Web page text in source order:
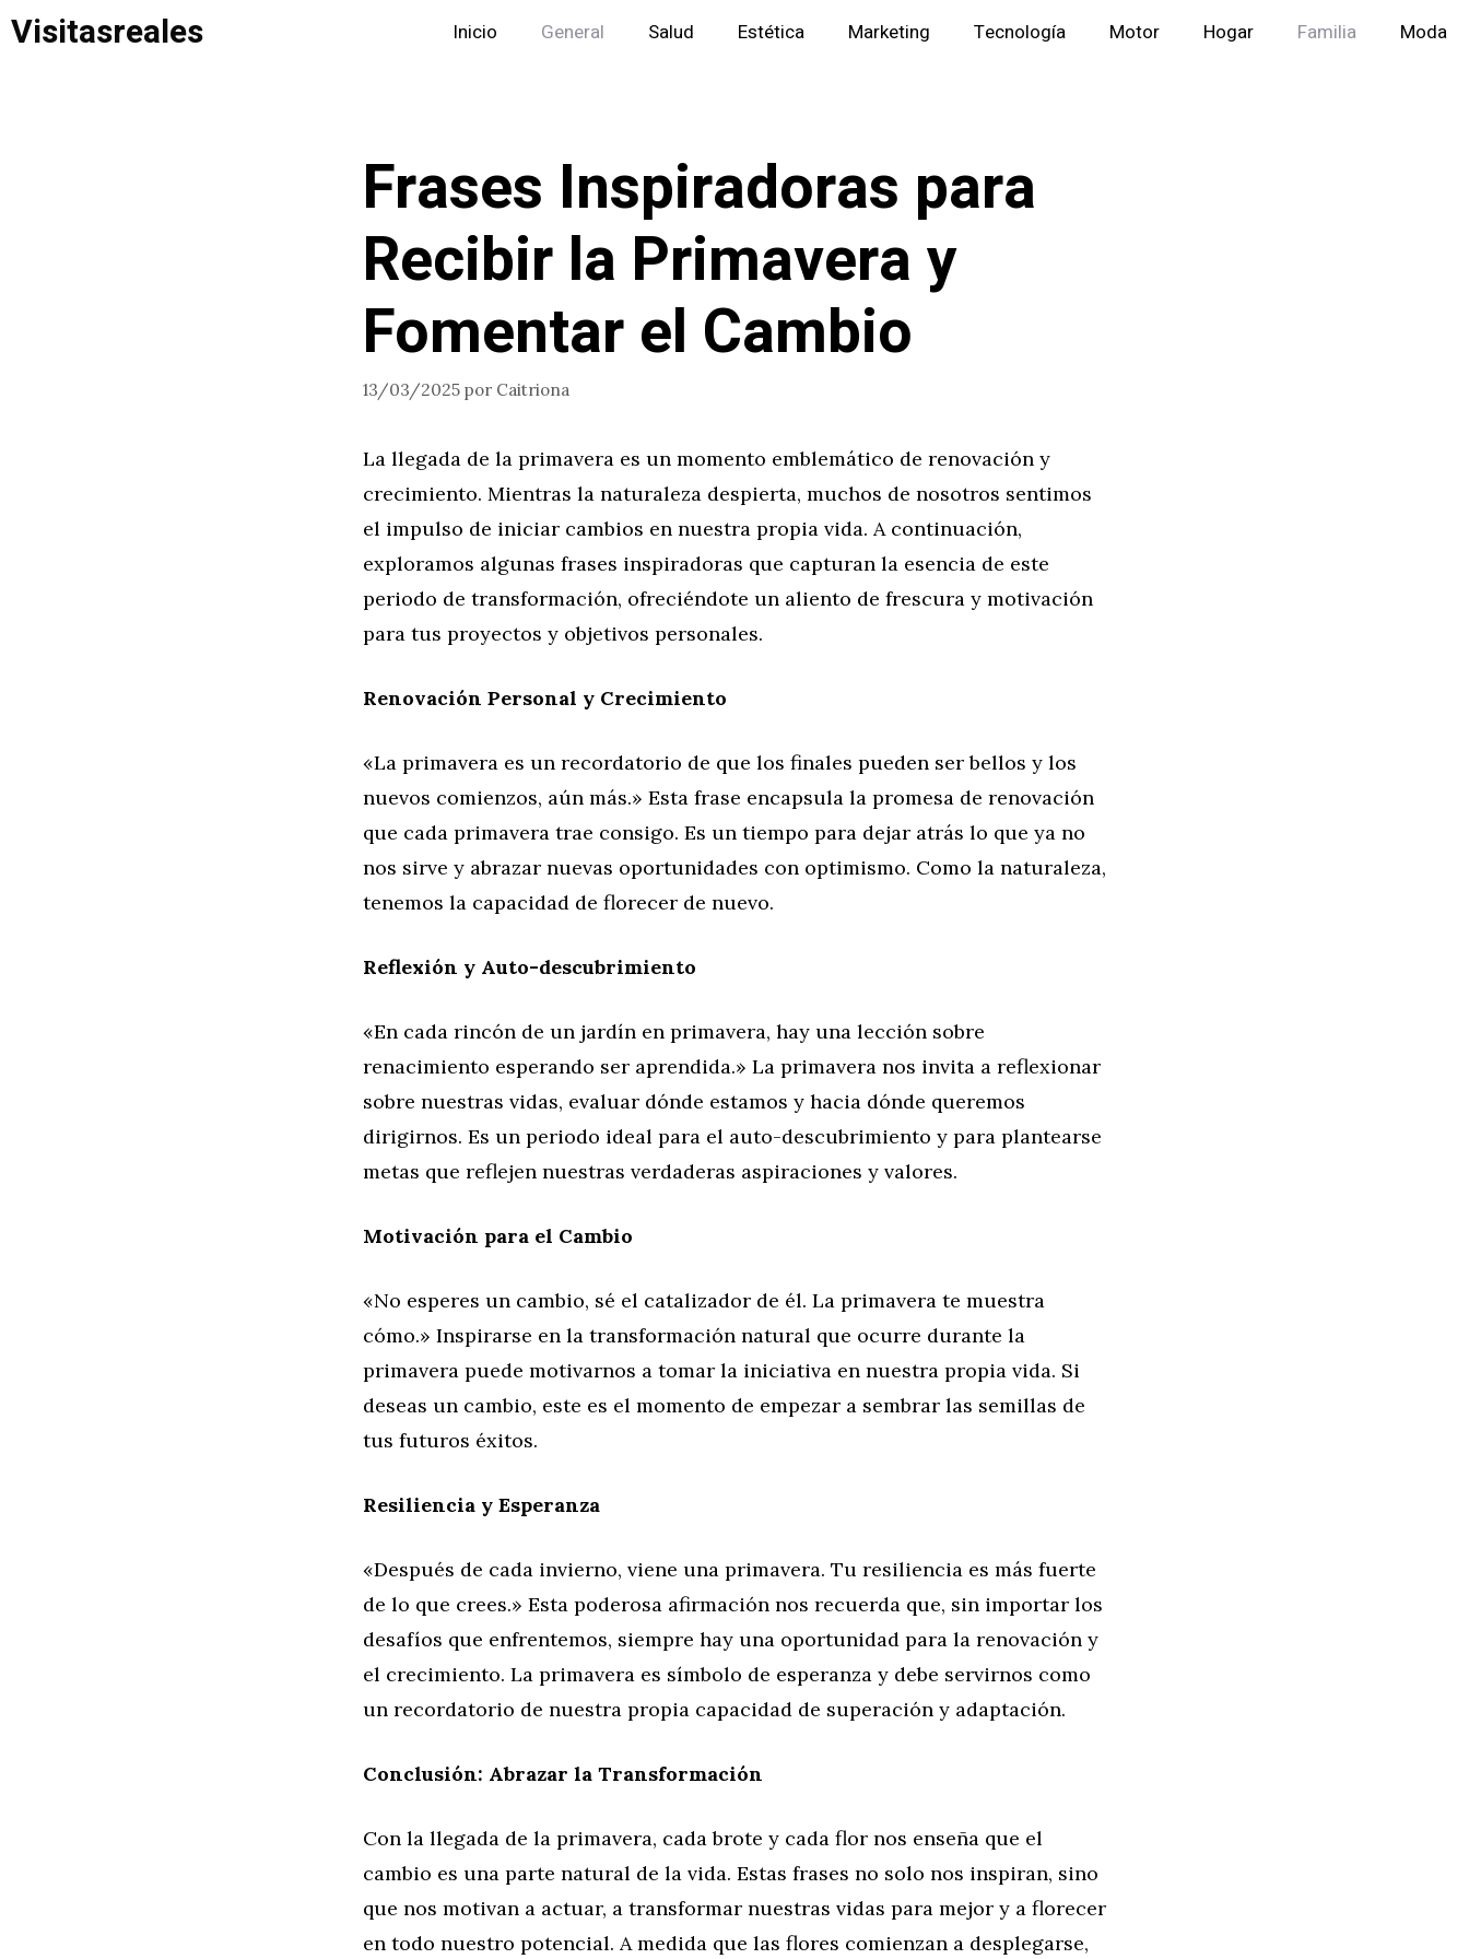
Saltar
Visitasreales Inicio General Salud Estética Marketing Tecnología Motor Hogar Familia Moda
Frases Inspiradoras para
Recibir la Primavera y
Fomentar el Cambio
13/03/2025 por Caitriona
La llegada de la primavera es un momento emblemático de renovación y
crecimiento. Mientras la naturaleza despierta, muchos de nosotros sentimos
el impulso de iniciar cambios en nuestra propia vida. A continuación,
exploramos algunas frases inspiradoras que capturan la esencia de este
periodo de transformación, ofreciéndote un aliento de frescura y motivación
para tus proyectos y objetivos personales.
Renovación Personal y Crecimiento
«La primavera es un recordatorio de que los finales pueden ser bellos y los
nuevos comienzos, aún más.» Esta frase encapsula la promesa de renovación
que cada primavera trae consigo. Es un tiempo para dejar atrás lo que ya no
nos sirve y abrazar nuevas oportunidades con optimismo. Como la naturaleza,
tenemos la capacidad de florecer de nuevo.
Reflexión y Auto-descubrimiento
«En cada rincón de un jardín en primavera, hay una lección sobre
renacimiento esperando ser aprendida.» La primavera nos invita a reflexionar
sobre nuestras vidas, evaluar dónde estamos y hacia dónde queremos
dirigirnos. Es un periodo ideal para el auto-descubrimiento y para plantearse
metas que reflejen nuestras verdaderas aspiraciones y valores.
Motivación para el Cambio
«No esperes un cambio, sé el catalizador de él. La primavera te muestra
cómo.» Inspirarse en la transformación natural que ocurre durante la
primavera puede motivarnos a tomar la iniciativa en nuestra propia vida. Si
deseas un cambio, este es el momento de empezar a sembrar las semillas de
tus futuros éxitos.
Resiliencia y Esperanza
«Después de cada invierno, viene una primavera. Tu resiliencia es más fuerte
de lo que crees.» Esta poderosa afirmación nos recuerda que, sin importar los
desafíos que enfrentemos, siempre hay una oportunidad para la renovación y
el crecimiento. La primavera es símbolo de esperanza y debe servirnos como
un recordatorio de nuestra propia capacidad de superación y adaptación.
Conclusión: Abrazar la Transformación
Con la llegada de la primavera, cada brote y cada flor nos enseña que el
cambio es una parte natural de la vida. Estas frases no solo nos inspiran, sino
que nos motivan a actuar, a transformar nuestras vidas para mejor y a florecer
en todo nuestro potencial. A medida que las flores comienzan a desplegarse,